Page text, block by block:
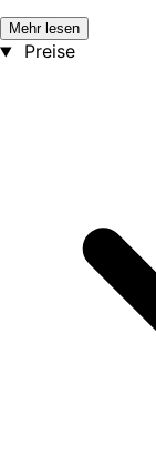
Mehr lesen
Preise